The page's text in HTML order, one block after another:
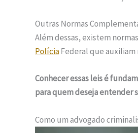
Outras Normas
Além dessas, existem
PolíciaFederal que auxiliam
Conhecer essas leis é
para quem deseja entender
Como um advogado